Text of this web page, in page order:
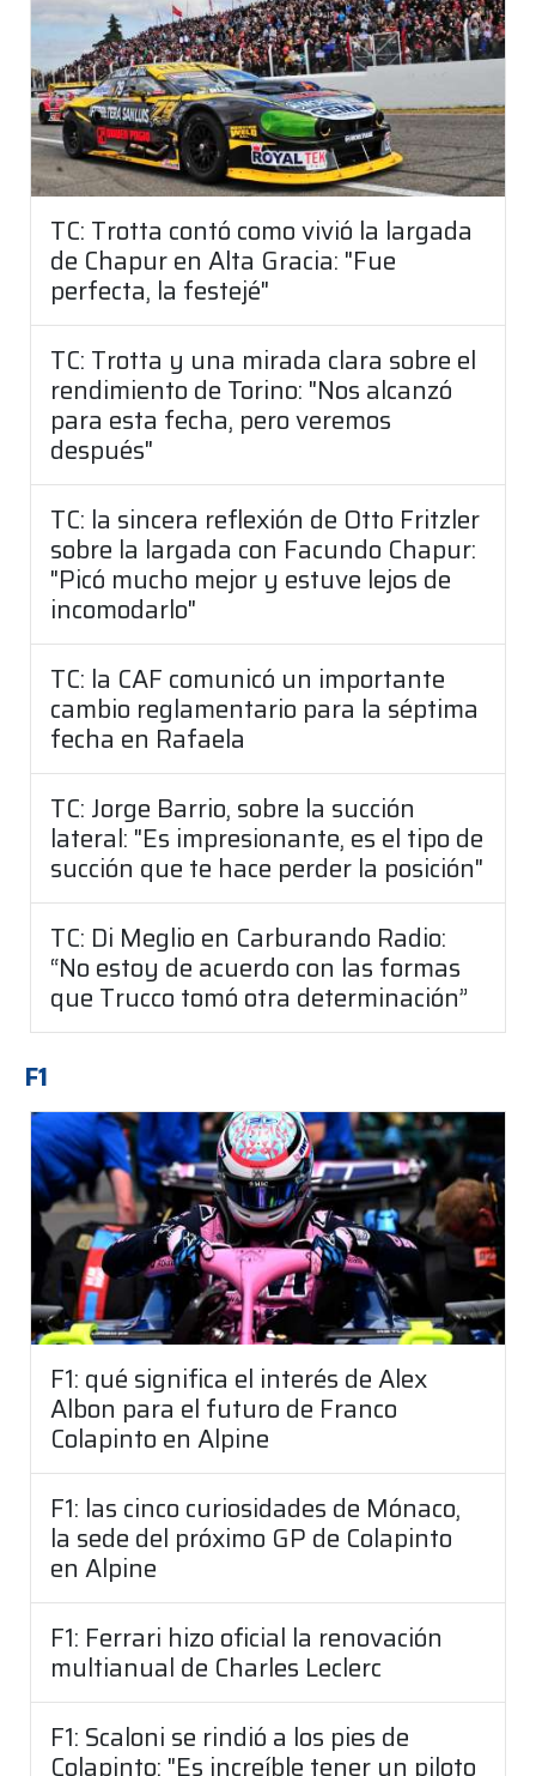
TC: Trotta contó como vivió la largada
de Chapur en Alta Gracia: "Fue
perfecta, la festejé"
TC: Trotta y una mirada clara sobre el
rendimiento de Torino: "Nos alcanzó
para esta fecha, pero veremos
después"
TC: la sincera reflexión de Otto Fritzler
sobre la largada con Facundo Chapur:
"Picó mucho mejor y estuve lejos de
incomodarlo"
TC: la CAF comunicó un importante
cambio reglamentario para la séptima
fecha en Rafaela
TC: Jorge Barrio, sobre la succión
lateral: "Es impresionante, es el tipo de
succión que te hace perder la posición"
TC: Di Meglio en Carburando Radio:
“No estoy de acuerdo con las formas
que Trucco tomó otra determinación”
F1
F1: qué significa el interés de Alex
Albon para el futuro de Franco
Colapinto en Alpine
F1: las cinco curiosidades de Mónaco,
la sede del próximo GP de Colapinto
en Alpine
F1: Ferrari hizo oficial la renovación
multianual de Charles Leclerc
F1: Scaloni se rindió a los pies de
Colapinto: "Es increíble tener un piloto